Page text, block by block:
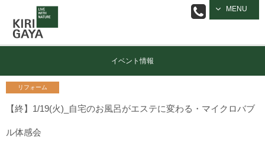
MENU
逗子の工務店
｜キリガヤ
イベント情報
リフォーム
【終】1/19(火)_自宅のお風呂がエステに変わる・マイクロバブ
ル体感会